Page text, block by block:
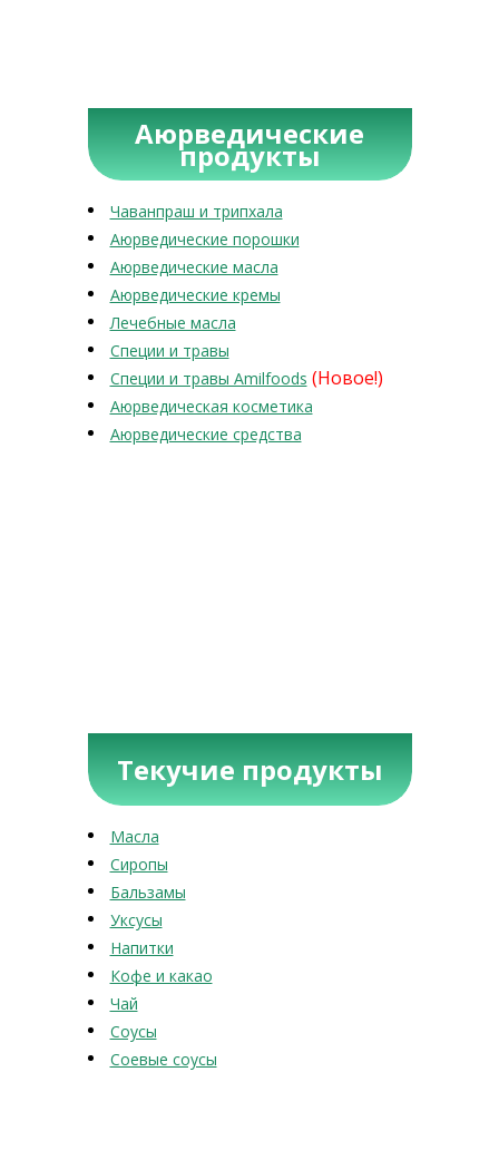
Аюрведические
продукты
Чаванпраш и трипхала
Аюрведические порошки
Аюрведические масла
Аюрведические кремы
Лечебные масла
Специи и травы
Специи и травы Amilfoods (Новое!)
Аюрведическая косметика
Аюрведические средства
Текучие продукты
Масла
Сиропы
Бальзамы
Уксусы
Напитки
Кофе и какао
Чай
Соусы
Соевые соусы